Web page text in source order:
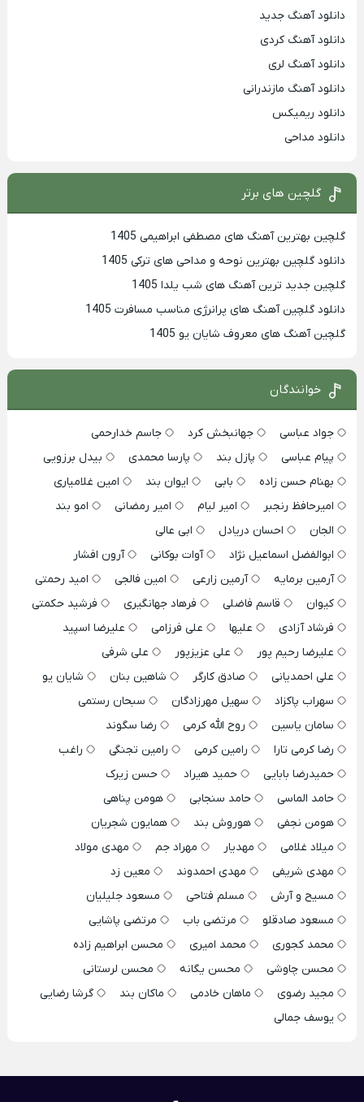
دانلود آهنگ جدید
دانلود آهنگ کردی
دانلود آهنگ لری
دانلود آهنگ مازندرانی
دانلود ریمیکس
دانلود مداحی
گلچین های برتر
گلچین بهترین آهنگ های مصطفی ابراهیمی 1405
دانلود گلچین بهترین نوحه و مداحی های ترکی 1405
گلچین جدید ترین آهنگ های شب یلدا 1405
دانلود گلچین آهنگ های پرانرژی مناسب مسافرت 1405
گلچین آهنگ های معروف شایان یو 1405
خوانندگان
جواد عباسی جهانبخش کرد
جاسم خدارحمی
پیام عباسی
پازل بند پارسا محمدی
بیدل برزویی
بهنام حسن زاده
بابی ایوان بند
امین غلامیاری
امیرحافظ رنجبر
امیر لیام امیر رمضانی
امو بند
الجان
احسان دریادل
ابی عالی
ابوالفضل اسماعیل نژاد
آوات بوکانی
آرون افشار
آرمین برمایه
آرمین زارعی امین فالجی
امید رحمتی
کیوان
قاسم فاضلی فرهاد جهانگیری
فرشید حکمتی
فرشاد آزادی
علیها علی فرزامی
علیرضا اسپید
علیرضا رحیم پور
علی عزیزپور
علی شرفی
علی احمدیانی
صادق کارگر شاهین بنان
شایان یو
سهراب پاکزاد
سهیل مهرزادگان
سبحان رستمی
سامان یاسین
روح الله کرمی
رضا سگوند
رضا کرمی تارا
رامین کرمی رامین تجنگی
راغب
حمیدرضا بابایی
حمید هیراد
حسن زیرک
حامد الماسی
حامد سنجابی
هومن پناهی
هومن نجفی
هوروش بند
همایون شجریان
میلاد غلامی
مهدیار مهراد جم
مهدی مولاد
مهدی شریفی
مهدی احمدوند
معین زد
مسیح و آرش
مسلم فتاحی
مسعود جلیلیان
مسعود صادقلو
مرتضی باب
مرتضی پاشایی
محمد کجوری
محمد امیری
محسن ابراهیم زاده
محسن چاوشی
محسن یگانه
محسن لرستانی
مجید رضوی
ماهان خادمی ماکان بند
گرشا رضایی
یوسف جمالی